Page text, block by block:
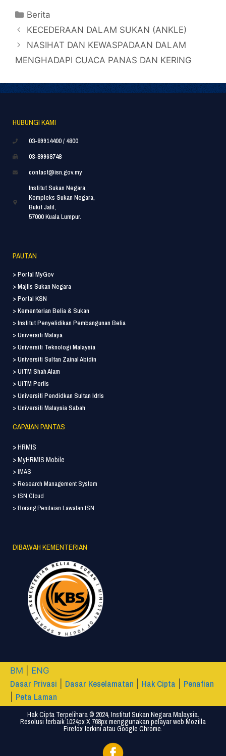
Berita
KECEDERAAN DALAM SUKAN (ANKLE)
NASIHAT DAN KEWASPADAAN DALAM
MENGHADAPI CUACA PANAS DAN KERING
HUBUNGI KAMI
03-89914400 / 4800
03-89968748
contact@isn.gov.my
Institut Sukan Negara,
Kompleks Sukan Negara,
Bukit Jalil,
57000 Kuala Lumpur.
PAUTAN
> Portal MyGov
> Majlis Sukan Negara
> Portal KSN
> Kementerian Belia & Sukan
> Institut Penyelidikan Pembangunan Belia
> Universiti Malaya
> Universiti Teknologi Malaysia
> Universiti Sultan Zainal Abidin
> UiTM Shah Alam
> UiTM Perlis
> Universiti Pendidkan Sultan Idris
> Universiti Malaysia Sabah
CAPAIAN PANTAS
> HRMIS
> MyHRMIS Mobile
> IMAS
> Research Management System
> ISN Cloud
> Borang Penilaian Lawatan ISN
DIBAWAH KEMENTERIAN
BM ENG
Dasar Privasi Dasar Keselamatan Hak Cipta Penafian
Peta Laman
Hak Cipta Terpelihara © 2024, Institut Sukan Negara Malaysia.
Resolusi terbaik 1024px X 768px menggunakan pelayar web Mozilla
Firefox terkini atau Google Chrome.